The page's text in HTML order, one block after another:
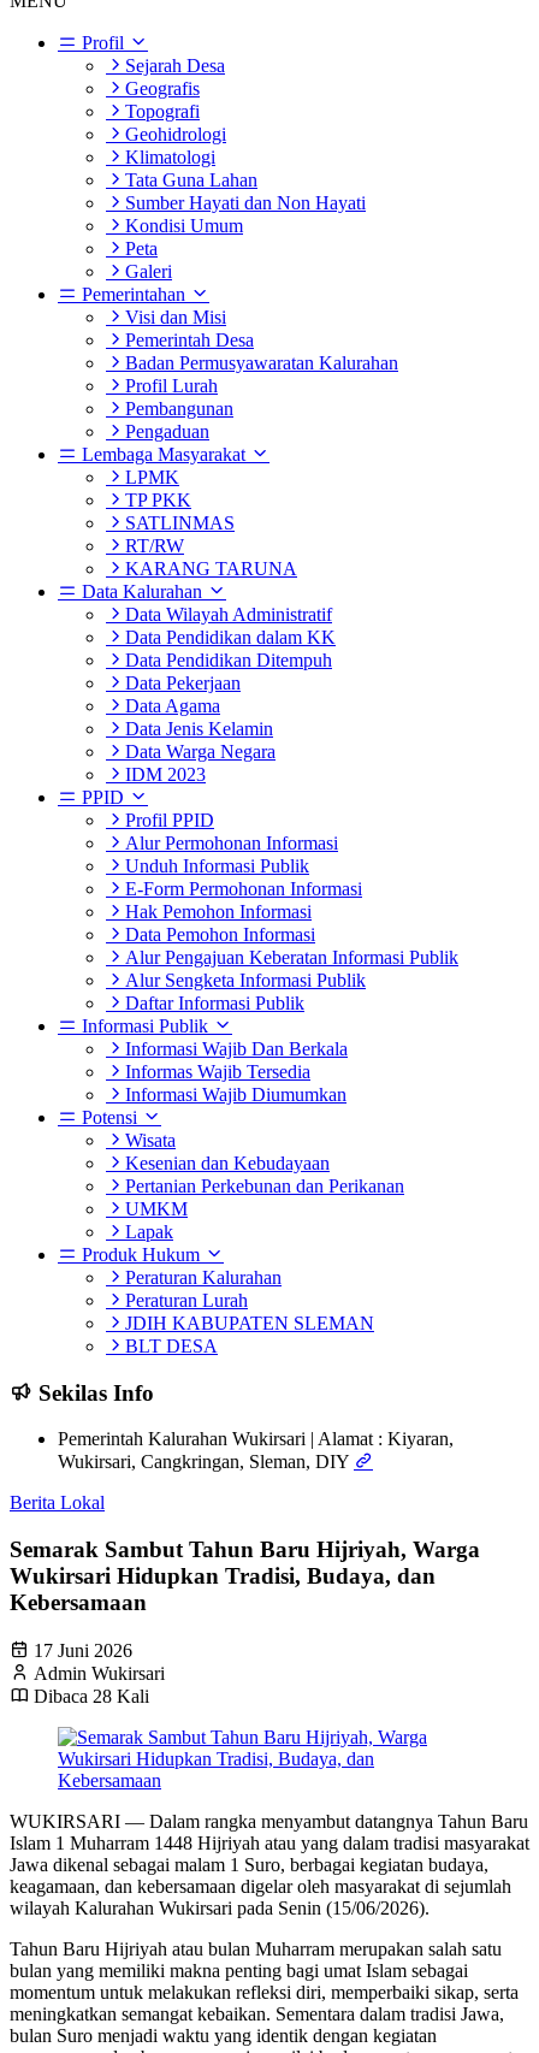
Profil
Sejarah Desa
Geografis
Topografi
Geohidrologi
Klimatologi
Tata Guna Lahan
Sumber Hayati dan Non Hayati
Kondisi Umum
Peta
Galeri
Pemerintahan
Visi dan Misi
Pemerintah Desa
Badan Permusyawaratan Kalurahan
Profil Lurah
Pembangunan
Pengaduan
Lembaga Masyarakat
LPMK
TP PKK
SATLINMAS
RT/RW
KARANG TARUNA
Data Kalurahan
Data Wilayah Administratif
Data Pendidikan dalam KK
Data Pendidikan Ditempuh
Data Pekerjaan
Data Agama
Data Jenis Kelamin
Data Warga Negara
IDM 2023
PPID
Profil PPID
Alur Permohonan Informasi
Unduh Informasi Publik
E-Form Permohonan Informasi
Hak Pemohon Informasi
Data Pemohon Informasi
Alur Pengajuan Keberatan Informasi Publik
Alur Sengketa Informasi Publik
Daftar Informasi Publik
Informasi Publik
Informasi Wajib Dan Berkala
Informas Wajib Tersedia
Informasi Wajib Diumumkan
Potensi
Wisata
Kesenian dan Kebudayaan
Pertanian Perkebunan dan Perikanan
UMKM
Lapak
Produk Hukum
Peraturan Kalurahan
Peraturan Lurah
JDIH KABUPATEN SLEMAN
BLT DESA
Sekilas Info
Pemerintah Kalurahan Wukirsari | Alamat : Kiyaran,
Wukirsari, Cangkringan, Sleman, DIY
Berita Lokal
Semarak Sambut Tahun Baru Hijriyah, Warga
Wukirsari Hidupkan Tradisi, Budaya, dan
Kebersamaan
17 Juni 2026
Admin Wukirsari
Dibaca 28 Kali
WUKIRSARI — Dalam rangka menyambut datangnya Tahun Baru
Islam 1 Muharram 1448 Hijriyah atau yang dalam tradisi masyarakat
Jawa dikenal sebagai malam 1 Suro, berbagai kegiatan budaya,
keagamaan, dan kebersamaan digelar oleh masyarakat di sejumlah
wilayah Kalurahan Wukirsari pada Senin (15/06/2026).
Tahun Baru Hijriyah atau bulan Muharram merupakan salah satu
bulan yang memiliki makna penting bagi umat Islam sebagai
momentum untuk melakukan refleksi diri, memperbaiki sikap, serta
meningkatkan semangat kebaikan. Sementara dalam tradisi Jawa,
bulan Suro menjadi waktu yang identik dengan kegiatan